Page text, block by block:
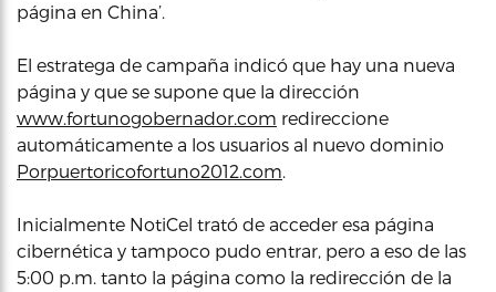
página en China’.
El estratega de campaña indicó que hay una nueva
página y que se supone que la dirección
www.fortunogobernador.com redireccione
automáticamente a los usuarios al nuevo dominio
Porpuertoricofortuno2012.com.
Inicialmente NotiCel trató de acceder esa página
cibernética y tampoco pudo entrar, pero a eso de las
5:00 p.m. tanto la página como la redirección de la